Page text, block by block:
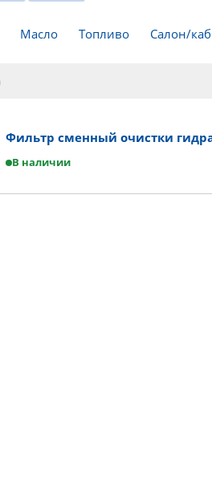
Масло Топливо Салон/
Фильтр сменный очистки
В наличии